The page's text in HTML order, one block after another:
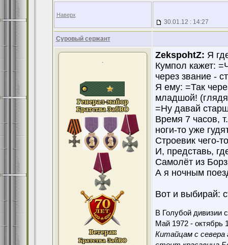
Наверх
30.01.12 : 14:27
Суровый сержант
.
ZekspohtZ: Я
Кумпол кажет:
через звание -
Я ему: =Так
младшой!
=Ну давай
Время 7 часов,
ноги-то уже
Строевик чего-
И, представь,
Самолёт из
А я ночным
Вот и выбирай:
В Голубой дивизии
Май 1972 - октябрь
Китайцам с севера